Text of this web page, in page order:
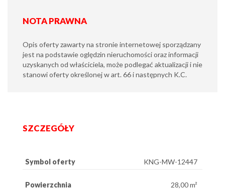
NOTA PRAWNA
Opis oferty zawarty na stronie internetowej sporządzany
jest na podstawie oględzin nieruchomości oraz informacji
uzyskanych od właściciela, może podlegać aktualizacji i nie
stanowi oferty określonej w art. 66 i następnych K.C.
SZCZEGÓŁY
Symbol oferty KNG-MW-12447
Powierzchnia 28,00 m²